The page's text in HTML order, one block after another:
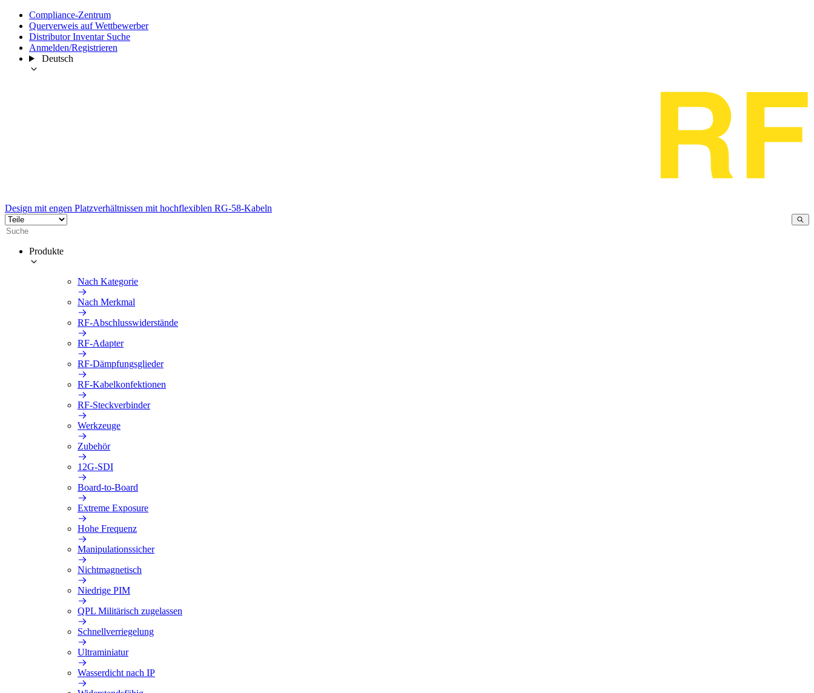
Compliance-Zentrum
Querverweis auf Wettbewerber
Distributor Inventar Suche
Anmelden/Registrieren
Deutsch
Design mit engen Platzverhältnissen mit hochflexiblen RG-58-Kabeln
Produkte
Nach Kategorie
Nach Merkmal
RF-Abschlusswiderstände
RF-Adapter
RF-Dämpfungsglieder
RF-Kabelkonfektionen
RF-Steckverbinder
Werkzeuge
Zubehör
12G-SDI
Board-to-Board
Extreme Exposure
Hohe Frequenz
Manipulationssicher
Nichtmagnetisch
Niedrige PIM
QPL Militärisch zugelassen
Schnellverriegelung
Ultraminiatur
Wasserdicht nach IP